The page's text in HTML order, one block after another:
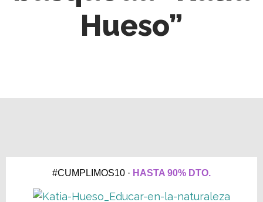
Hueso”
#CUMPLIMOS10 · HASTA 90% DTO.